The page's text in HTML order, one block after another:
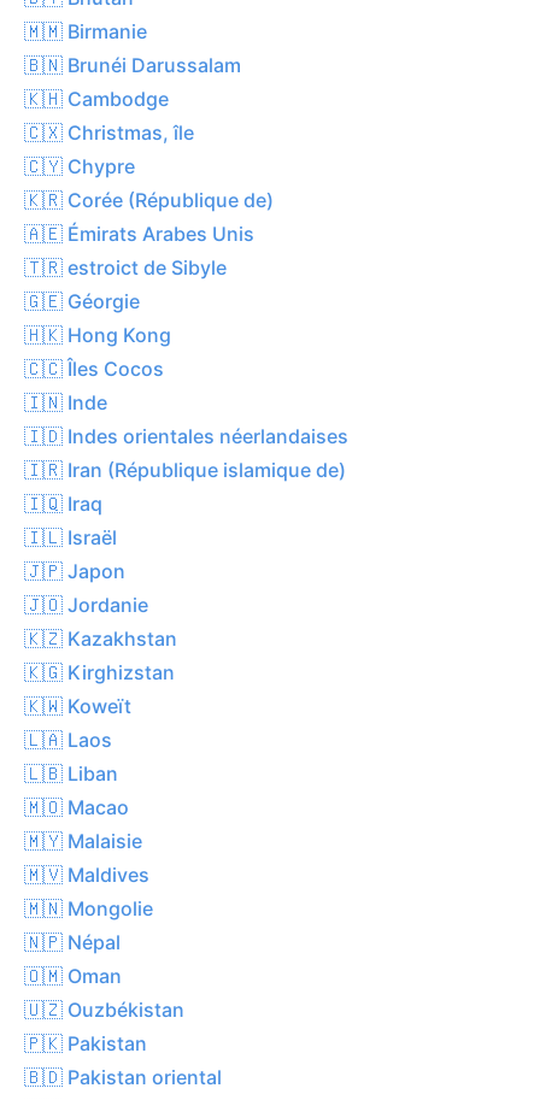
🇲🇲 Birmanie
🇧🇳 Brunéi Darussalam
🇰🇭 Cambodge
🇨🇽 Christmas, île
🇨🇾 Chypre
🇰🇷 Corée (République de)
🇦🇪 Émirats Arabes Unis
🇹🇷 estroict de Sibyle
🇬🇪 Géorgie
🇭🇰 Hong Kong
🇨🇨 Îles Cocos
🇮🇳 Inde
🇮🇩 Indes orientales néerlandaises
🇮🇷 Iran (République islamique de)
🇮🇶 Iraq
🇮🇱 Israël
🇯🇵 Japon
🇯🇴 Jordanie
🇰🇿 Kazakhstan
🇰🇬 Kirghizstan
🇰🇼 Koweït
🇱🇦 Laos
🇱🇧 Liban
🇲🇴 Macao
🇲🇾 Malaisie
🇲🇻 Maldives
🇲🇳 Mongolie
🇳🇵 Népal
🇴🇲 Oman
🇺🇿 Ouzbékistan
🇵🇰 Pakistan
🇧🇩 Pakistan oriental